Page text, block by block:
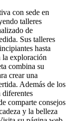
con sede en
talleres
de
Sus talleres
hasta
la exploración
combina su
crear una
Además de los
diferentes
comparte consejos
y la belleza